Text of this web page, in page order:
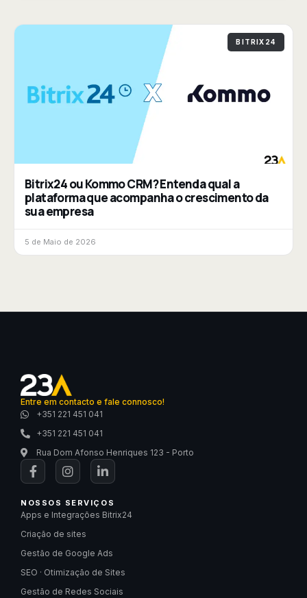
BITRIX24
Bitrix24 ou Kommo CRM? Entenda qual a
plataforma que acompanha o crescimento da
sua empresa
5 de Maio de 2026
Entre em contacto e fale connosco!
+351 221 451 041
+351 221 451 041
Rua Dom Afonso Henriques 123 - Porto
NOSSOS SERVIÇOS
Apps e Integrações Bitrix24
Criação de sites
Gestão de Google Ads
SEO · Otimização de Sites
Gestão de Redes Sociais